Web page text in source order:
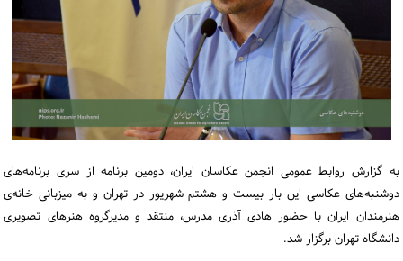
تماس با ما
ورود / ثبت‌نام
خرید کتاب
به گزارش روابط عمومی انجمن عکاسان ایران، دومین برنامه از سری برنامه‌های
دوشنبه‌‌های عکاسی این بار بیست و هشتم شهریور در تهران و به میزبانی خانه‌ی
هنرمندان ایران با حضور هادی آذری مدرس، منتقد و مدیرگروه هنرهای تصویری
دانشگاه تهران برگزار شد.